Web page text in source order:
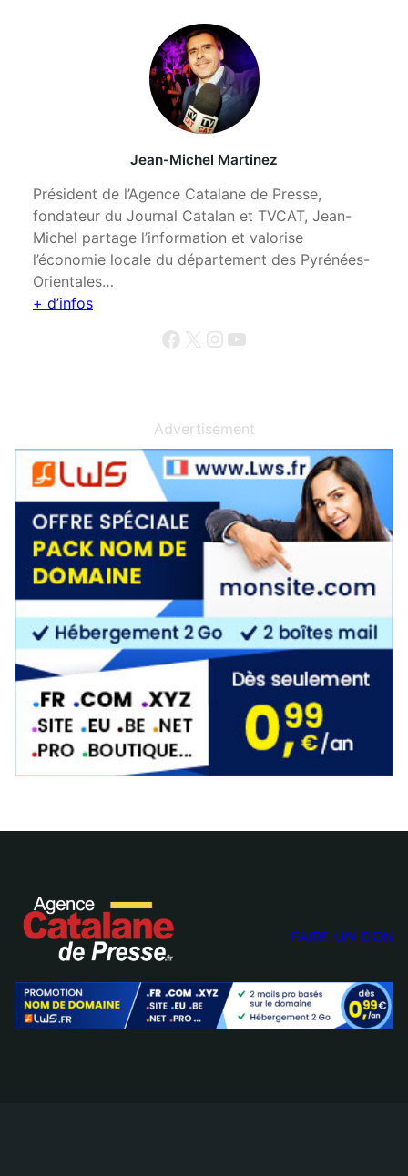
Jean-Michel Martinez
Président de l’Agence Catalane de Presse,
fondateur du Journal Catalan et TVCAT, Jean-
Michel partage l’information et valorise
l’économie locale du département des Pyrénées-
Orientales…
+ d’infos
Facebook X Instagram YouTube
Advertisement
FAIRE UN DON